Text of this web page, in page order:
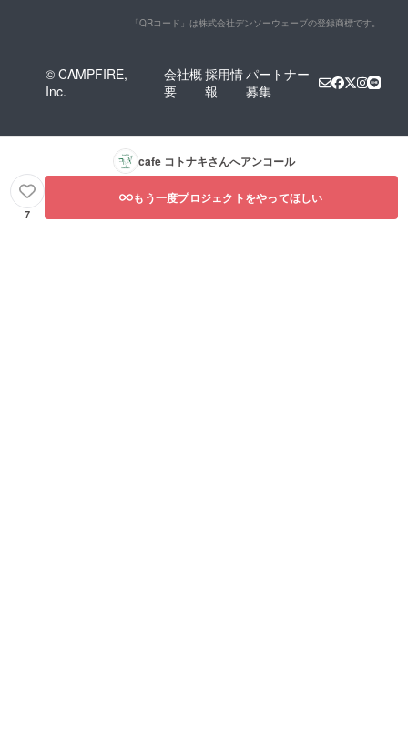
「QRコード」は株式会社デンソーウェーブの登録商標です。
© CAMPFIRE,
Inc.
会社概
要
採用情
報
パートナー
募集
cafe コトナキさんへアンコール
7
もう一度プロジェクトをやってほしい